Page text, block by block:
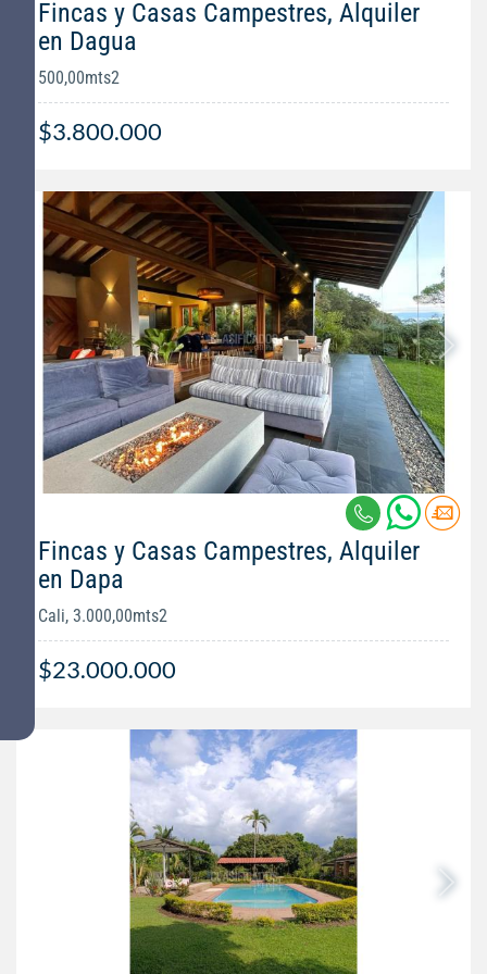
Fincas y Casas Campestres, Alquiler
en Dagua
500,00mts2
$3.800.000
Fincas y Casas Campestres, Alquiler
en Dapa
Cali, 3.000,00mts2
$23.000.000